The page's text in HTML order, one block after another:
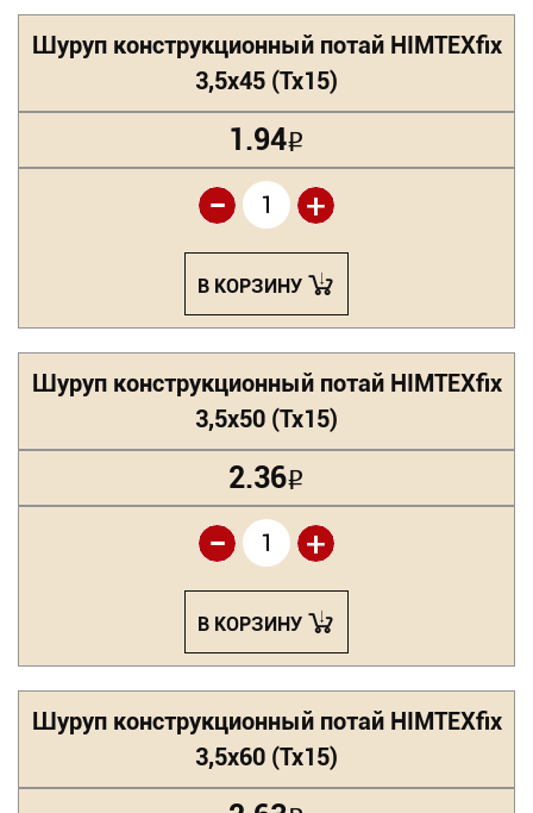
Шуруп конструкционный потай HIMTEXfix
3,5х45 (Tx15)
1.94Р
+
-
В КОРЗИНУ
Шуруп конструкционный потай HIMTEXfix
3,5х50 (Tx15)
2.36Р
+
-
В КОРЗИНУ
Шуруп конструкционный потай HIMTEXfix
3,5х60 (Tx15)